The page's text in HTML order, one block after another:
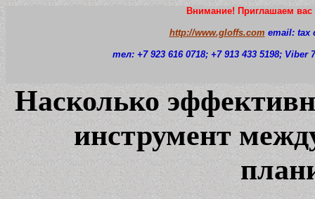
Внимание! Приглашаем
http://www.gloffs.com email: tax
тел: +7 923 616 0718; +7 913 433 5198; Viber
Насколько
инструмент